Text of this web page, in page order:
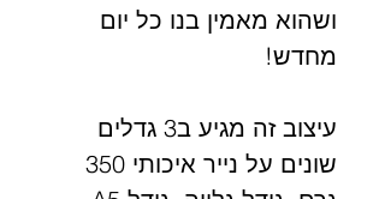
ושהוא מאמין בנו כל יום
מחדש!
עיצוב זה מגיע ב3 גדלים
שונים על נייר איכותי 350